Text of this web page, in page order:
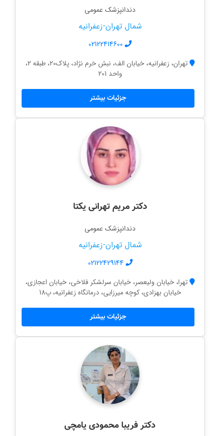
دندانپزشک عمومی
شمال تهران-زعفرانیه
02122414600
تهران، زعفرانیه، خیابان الف، نبش خرم نژاد، پلاک20، طبقه 2،
واحد 201
جزئیات بیشتر
دکتر مریم تهرانی یکتا
دندانپزشک عمومی
شمال تهران-زعفرانیه
02122429144
تهرا، خیابان ولیعصر، خیابان سرلشکر فلاخی، خیابان اعجازی،
خیابان بهزادی، کوچه میرزایی، درمانگاه زعفرانیه، پ18
جزئیات بیشتر
دکتر فریبا محمودی یامچی